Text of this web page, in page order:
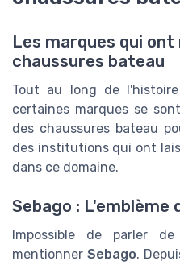
Les marques qui
chaussures bateau
Tout au long de
certaines marques se
des chaussures bateau
des institutions qui ont
dans ce domaine.
Sebago : L'emblème
Impossible de parler
mentionnerSebago.